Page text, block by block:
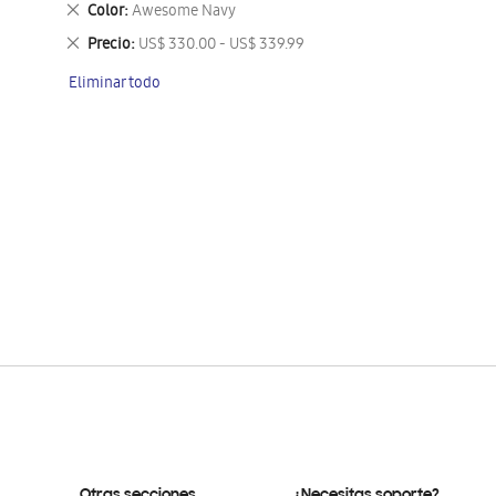
Color Awesome Navy
Eliminar
este
artículo
Precio US$ 330.00 - US$ 339.99
Eliminar
artículo
Eliminar todo